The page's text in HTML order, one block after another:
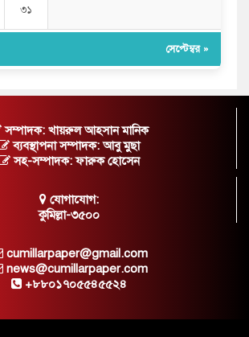
৩১
সেপ্টেম্বর »
সম্পাদক: খায়রুল আহসান মানিক
ব্যবস্থাপনা সম্পাদক: আবু মুছা
সহ-সম্পাদক: ফারুক হোসেন
যোগাযোগ:
কুমিল্লা-৩৫০০
cumillarpaper@gmail.com
news@cumillarpaper.com
+৮৮০১৭০৫৫৪৫৫২৪